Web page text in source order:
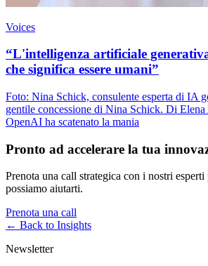
Voices
“L'intelligenza artificiale
che significa essere umani”
Foto: Nina Schick, consulente esperta di IA
gentile concessione di Nina Schick. Di
OpenAI ha scatenato la mania
Pronto ad accelerare la tua
Prenota una call strategica con i nostri
possiamo aiutarti.
Prenota una call
← Back to Insights
Newsletter